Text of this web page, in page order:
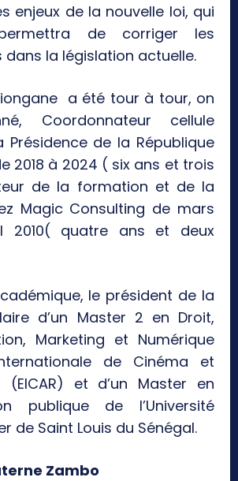
enjeux de la nouvelle loi, qui
de corriger les
dans la législation actuelle.
a été tour à tour, on
Coordonnateur cellule
Présidence de la République
2018 à 2024 ( six ans et trois
de la formation et de la
Magic Consulting de mars
2010( quatre ans et deux
le président de la
d’un Master 2 en Droit,
Marketing et Numérique
de Cinéma et
(EICAR) et d’un Master en
publique de l’Université
de Saint Louis du Sénégal.
Zambo